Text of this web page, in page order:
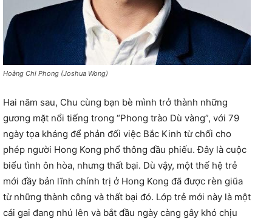
Hoàng Chi Phong (Joshua Wong)
Hai năm sau, Chu cùng bạn bè mình trở thành những
gương mặt nổi tiếng trong “Phong trào Dù vàng”, với 79
ngày tọa kháng để phản đối việc Bắc Kinh từ chối cho
phép người Hong Kong phổ thông đầu phiếu. Đây là cuộc
biểu tình ôn hòa, nhưng thất bại. Dù vậy, một thế hệ trẻ
mới đầy bản lĩnh chính trị ở Hong Kong đã được rèn giũa
từ những thành công và thất bại đó. Lớp trẻ mới này là một
cái gai đang nhú lên và bắt đầu ngày càng gây khó chịu